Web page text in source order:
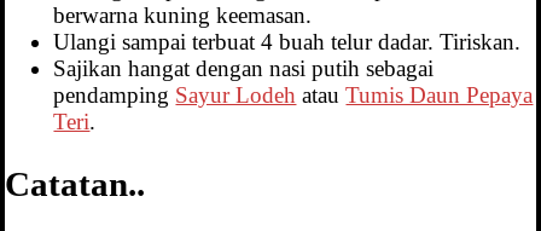
berwarna kuning keemasan.
Ulangi sampai terbuat 4 buah telur dadar. Tiriskan.
Sajikan hangat dengan nasi putih sebagai
pendamping Sayur Lodeh atauTumis Daun Pepaya
Teri.
Catatan..